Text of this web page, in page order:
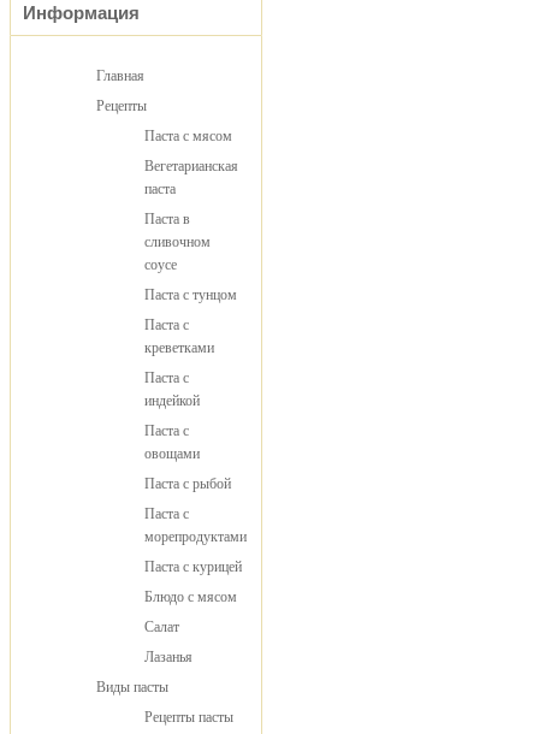
Информация
Главная
Рецепты
Паста с мясом
Вегетарианская
паста
Паста в
сливочном
соусе
Паста с тунцом
Паста с
креветками
Паста с
индейкой
Паста с
овощами
Паста с рыбой
Паста с
морепродуктами
Паста с курицей
Блюдо с мясом
Салат
Лазанья
Виды пасты
Рецепты пасты